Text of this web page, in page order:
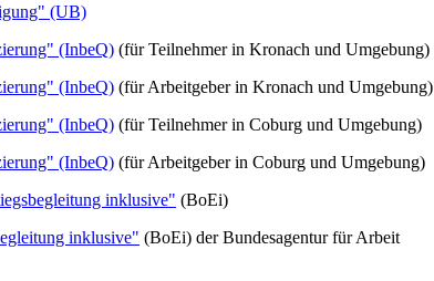
(UB)
(InbeQ) (für Teilnehmer in Kronach und Umgebung)
(InbeQ) (für Arbeitgeber in Kronach und Umgebung)
(InbeQ) (für Teilnehmer in Coburg und Umgebung)
(InbeQ) (für Arbeitgeber in Coburg und Umgebung)
inklusive" (BoEi)
inklusive" (BoEi) der Bundesagentur für Arbeit